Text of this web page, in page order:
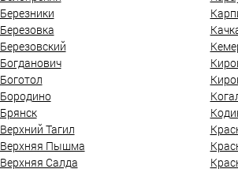
Березники
Березовка
Березовский
Богданович
Боготол
Бородино
Брянск
Верхний Тагил
Верхняя Пышма
Верхняя Салда